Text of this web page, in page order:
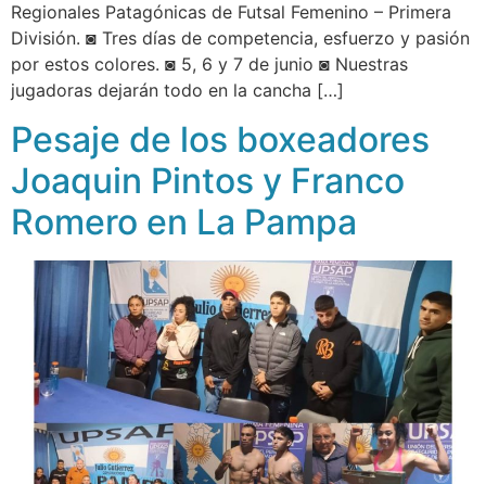
Regionales Patagónicas de Futsal Femenino – Primera
División. ◙ Tres días de competencia, esfuerzo y pasión
por estos colores. ◙ 5, 6 y 7 de junio ◙ Nuestras
jugadoras dejarán todo en la cancha […]
Pesaje de los boxeadores
Joaquin Pintos y Franco
Romero en La Pampa